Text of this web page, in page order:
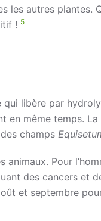
autres plantes.
! 5
libère par
en même temps.
champs
animaux. Pour
des cancers et
et septembre